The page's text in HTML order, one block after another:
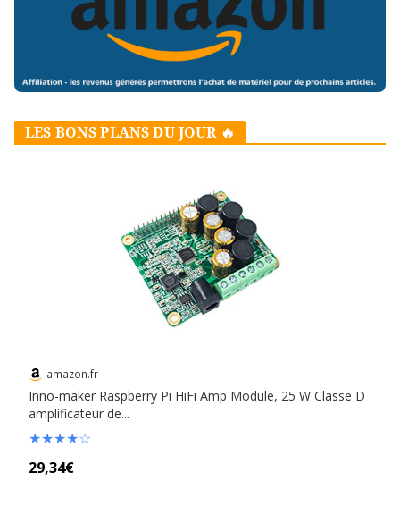
LES BONS PLANS DU JOUR 🔥
amazon.fr
Inno-maker Raspberry Pi HiFi Amp Module, 25 W Classe D
amplificateur de...
★★★★☆
29,34€